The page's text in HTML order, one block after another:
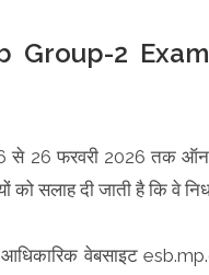
Group-2
से 26 फरवरी 2026 तक
को सलाह दी जाती है कि वे
आधिकारिक वेबसाइट